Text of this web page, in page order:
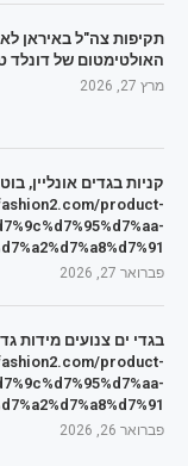
תקיפות צה"ל באיראן
האולטימטום של דונלד
מרץ 27, 2026
קניות בגדים אונליין,
product-
פברואר 27, 2026
בגדי ים צנועים מידות
product-
פברואר 26, 2026